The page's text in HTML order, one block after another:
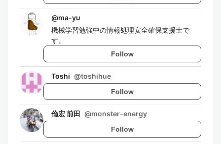
@ma-yu
機械学習勉強中の情報処理安全確保支援士で
す。
Follow
Toshi @toshihue
Follow
倫宏 前田 @monster-energy
Follow